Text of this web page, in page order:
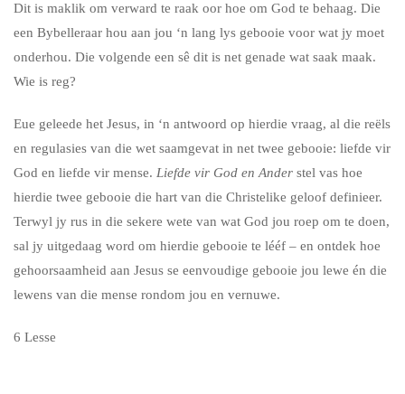
Dit is maklik om verward te raak oor hoe om God te behaag. Die
een Bybelleraar hou aan jou ‘n lang lys gebooie voor wat jy moet
onderhou. Die volgende een sê dit is net genade wat saak maak.
Wie is reg?
Eue geleede het Jesus, in ‘n antwoord op hierdie vraag, al die reëls
en regulasies van die wet saamgevat in net twee gebooie: liefde vir
God en liefde vir mense. Liefde vir God en Ander stel vas hoe
hierdie twee gebooie die hart van die Christelike geloof definieer.
Terwyl jy rus in die sekere wete van wat God jou roep om te doen,
sal jy uitgedaag word om hierdie gebooie te lééf – en ontdek hoe
gehoorsaamheid aan Jesus se eenvoudige gebooie jou lewe én die
lewens van die mense rondom jou en vernuwe.
6 Lesse